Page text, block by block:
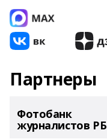
Партнеры
Фотобанк
журналистов РБ